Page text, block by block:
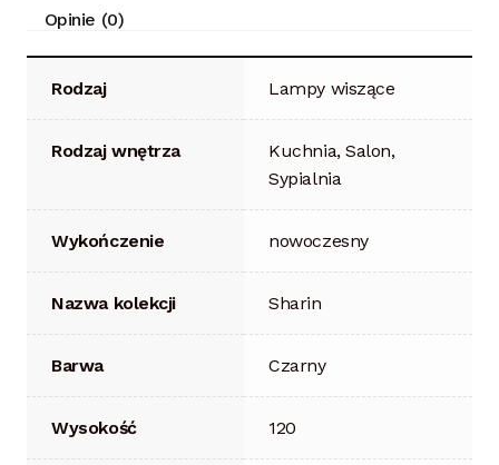
Opinie (0)
Rodzaj Lampy wiszące
Rodzaj wnętrza
Kuchnia, Salon,
Sypialnia
Wykończenie nowoczesny
Nazwa kolekcji Sharin
Barwa Czarny
Wysokość 120